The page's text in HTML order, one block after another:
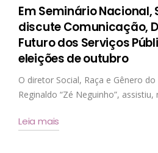
Em Seminário Nacional,
discute Comunicação,
Futuro dos Serviços
eleições de outubro
O diretor Social, Raça e Gênero do
Reginaldo “Zé Neguinho”,
Leia mais